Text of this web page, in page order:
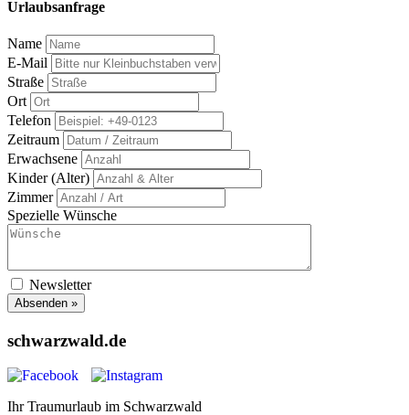
Urlaubsanfrage
Name
E-Mail
Straße
Ort
Telefon
Zeitraum
Erwachsene
Kinder (Alter)
Zimmer
Spezielle Wünsche
Newsletter
Absenden »
schwarzwald.de
Ihr Traumurlaub im Schwarzwald